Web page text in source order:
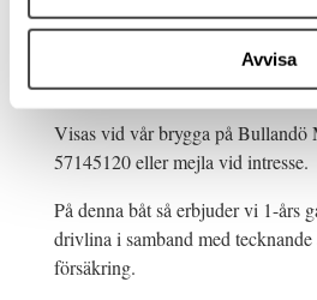
Avvisa
7,16 m x 2,59 m
Motortyp: Inombordare
Om båten
Visas vid vår brygga på Bullandö
57145120 eller mejla vid intresse.
På denna båt så erbjuder vi 1-års
drivlina i samband med
försäkring.